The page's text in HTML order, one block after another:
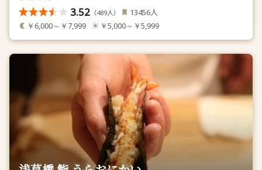
3.52 （489人） 13456人
￥6,000～￥7,999 ￥5,000～￥5,999